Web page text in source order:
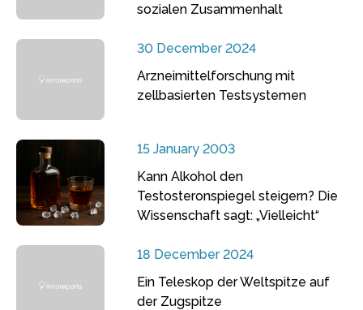
sozialen Zusammenhalt
30 December 2024
Arzneimittelforschung mit
zellbasierten Testsystemen
15 January 2003
Kann Alkohol den
Testosteronspiegel steigern? Die
Wissenschaft sagt: „Vielleicht“
18 December 2024
Ein Teleskop der Weltspitze auf
der Zugspitze